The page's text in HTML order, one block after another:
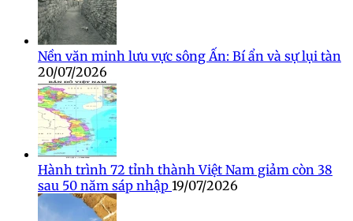
Nền văn minh lưu vực sông Ấn: Bí ẩn và sự lụi tàn
20/07/2026
Hành trình 72 tỉnh thành Việt Nam giảm còn 38
sau 50 năm sáp nhập 19/07/2026